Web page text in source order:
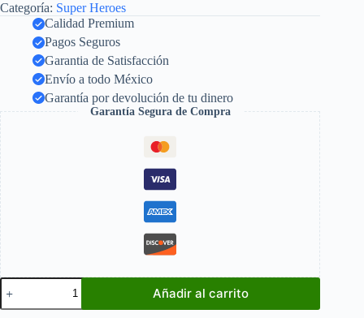
Categoría: Super Heroes
Calidad Premium
Pagos Seguros
Garantia de Satisfacción
Envío a todo México
Garantía por devolución de tu dinero
Garantía Segura de Compra
Spider
Man
vs
Añadir al carrito